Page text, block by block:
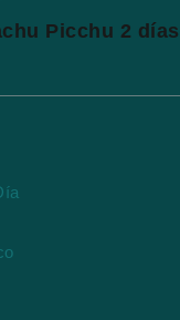
Picchu 2 días